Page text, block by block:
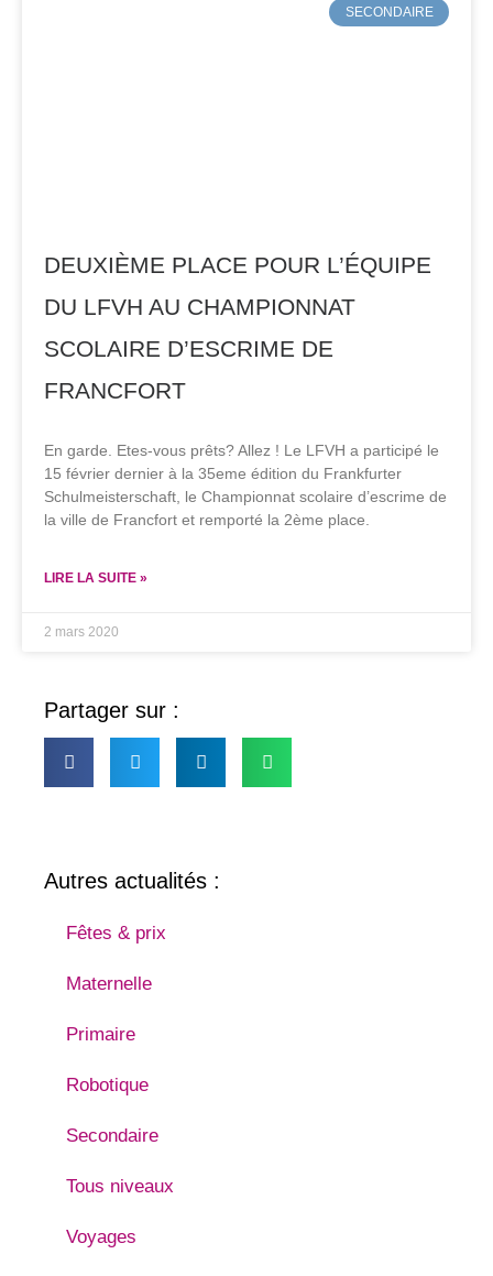
SECONDAIRE
DEUXIÈME PLACE POUR L’ÉQUIPE
DU LFVH AU CHAMPIONNAT
SCOLAIRE D’ESCRIME DE
FRANCFORT
En garde. Etes-vous prêts? Allez ! Le LFVH a participé le
15 février dernier à la 35eme édition du Frankfurter
Schulmeisterschaft, le Championnat scolaire d’escrime de
la ville de Francfort et remporté la 2ème place.
LIRE LA SUITE »
2 mars 2020
Partager sur :
Autres actualités :
Fêtes & prix
Maternelle
Primaire
Robotique
Secondaire
Tous niveaux
Voyages